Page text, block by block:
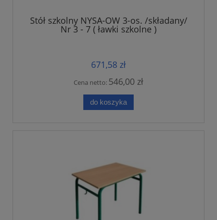
Stół szkolny NYSA-OW 3-os. /składany/
Nr 3 - 7 ( ławki szkolne )
671,58 zł
Cena netto: 546,00 zł
do koszyka